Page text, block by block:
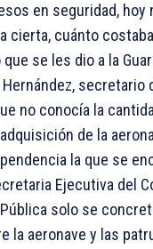
en seguridad, hoy
cierta, cuánto
se les dio a la
secretario
no conocía la
de la
la que se
Ejecutiva del
solo se
la aeronave y las